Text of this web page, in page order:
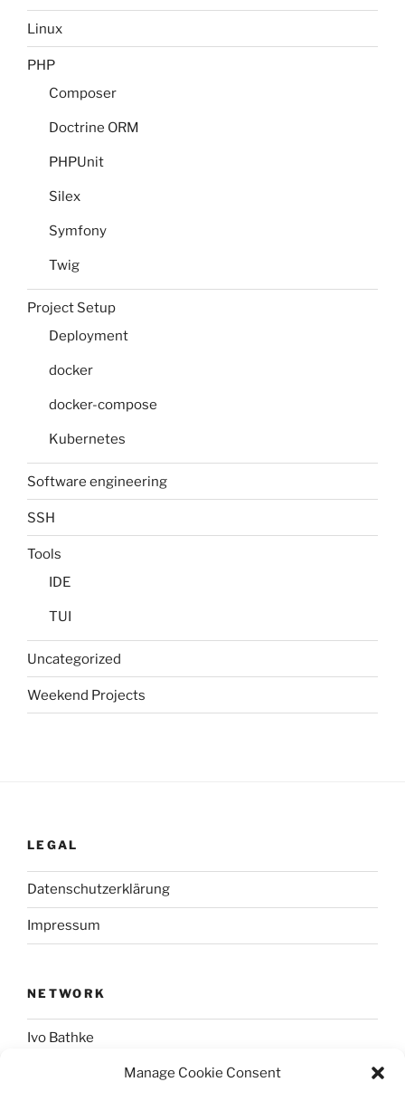
Manage Cookie Consent
Linux
PHP
Composer
Doctrine ORM
PHPUnit
Silex
Symfony
Twig
Project Setup
Deployment
docker
docker-compose
Kubernetes
Software engineering
SSH
Tools
IDE
TUI
Uncategorized
Weekend Projects
LEGAL
Datenschutzerklärung
Impressum
NETWORK
Ivo Bathke
web-development.cc